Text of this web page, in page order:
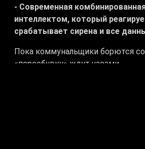
- Современная
интеллектом, который
срабатывает сирена и все
Пока коммунальщики борются
«переобувку» ждут часами.